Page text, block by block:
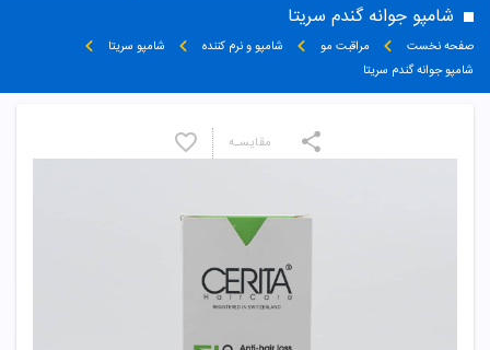
شامپو جوانه گندم سریتا
صفحه نخست مراقبت مو شامپو و نرم کننده
شامپو سریتا
شامپو جوانه گندم سریتا
مقایسـه